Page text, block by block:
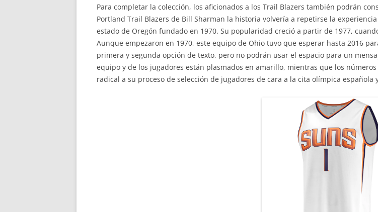
Para completar la colección, los aficionados a los Trail Blazers también podrán
Portland Trail Blazers de Bill Sharman la historia volvería a repetirse la
estado de Oregón fundado en 1970. Su popularidad creció a partir de 1977,
Aunque empezaron en 1970, este equipo de Ohio tuvo que esperar hasta 2016
primera y segunda opción de texto, pero no podrán usar el espacio para un
equipo y de los jugadores están plasmados en amarillo, mientras que los
radical a su proceso de selección de jugadores de cara a la cita olímpica española